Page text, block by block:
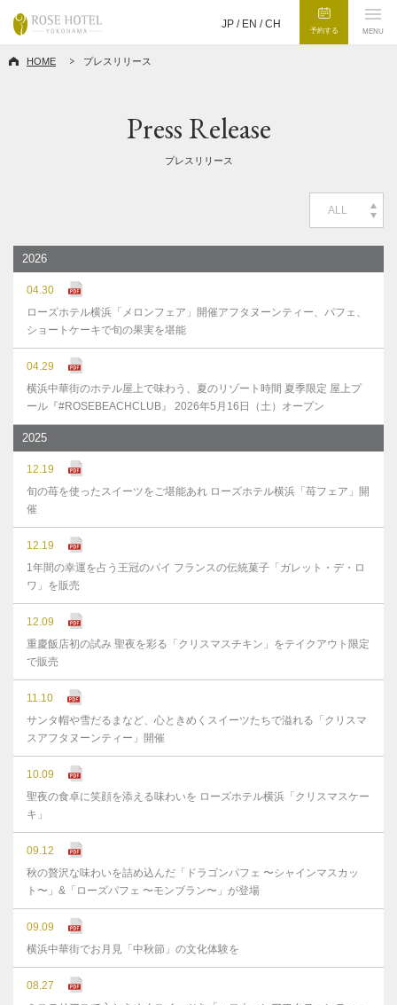
JP / EN /CH
予約する MENU
HOME プレスリリース
Press Release
プレスリリース
ALL
2026
04.30
ローズホテル横浜「メロンフェア」開催アフタヌーンティー、パフェ、
ショートケーキで旬の果実を堪能
04.29
横浜中華街のホテル屋上で味わう、夏のリゾート時間 夏季限定 屋上プ
ール『#ROSEBEACHCLUB』 2026年5月16日（土）オープン
2025
12.19
旬の苺を使ったスイーツをご堪能あれ ローズホテル横浜「苺フェア」開
催
12.19
1年間の幸運を占う王冠のパイ フランスの伝統菓子「ガレット・デ・ロ
ワ」を販売
12.09
重慶飯店初の試み 聖夜を彩る「クリスマスチキン」をテイクアウト限定
で販売
11.10
サンタ帽や雪だるまなど、心ときめくスイーツたちで溢れる「クリスマ
スアフタヌーンティー」開催
10.09
聖夜の食卓に笑顔を添える味わいを ローズホテル横浜「クリスマスケー
キ」
09.12
秋の贅沢な味わいを詰め込んだ「ドラゴンパフェ 〜シャインマスカッ
ト〜」&「ローズパフェ 〜モンブラン〜」が登場
09.09
横浜中華街でお月見「中秋節」の文化体験を
08.27